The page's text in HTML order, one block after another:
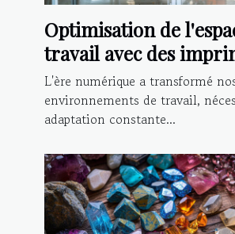
Optimisation de
travail avec des
3D professionnelles
L'ère numérique a transformé
environnements de travail,
adaptation constante...